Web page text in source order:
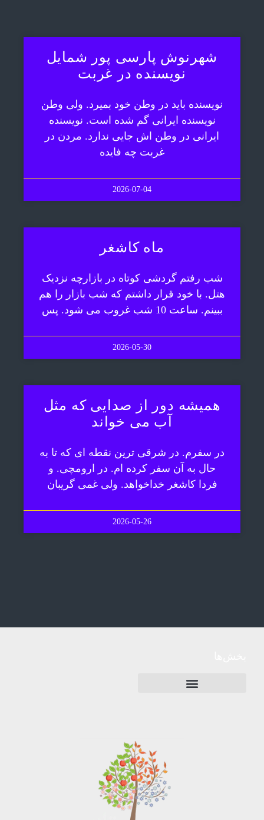
شهرنوش پارسی پور شمایل
نویسنده در غربت
نویسنده باید در وطن خود بمیرد. ولی وطن
نویسنده ایرانی گم شده است. نویسنده
ایرانی در وطن اش جایی ندارد. مردن در
غربت چه فایده
2026-07-04
ماه کاشغر
شب رفتم گردشی کوتاه در بازارچه نزدیک
هتل. با خود قرار داشتم که شب بازار را هم
ببینم. ساعت 10 شب غروب می شود. پس
2026-05-30
همیشه دور از صدایی که مثل
آب می خواند
در سفرم. در شرقی ترین نقطه ای که تا به
حال به آن سفر کرده ام. در ارومچی. و
فردا کاشغر خداخواهد. ولی غمی گریبان
2026-05-26